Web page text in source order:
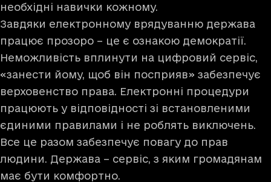
необхідні навички кожному.
Завдяки електронному врядуванню держава
працює прозоро – це є ознакою демократії.
Неможливість вплинути на цифровий сервіс,
«занести йому, щоб він посприяв» забезпечує
верховенство права. Електронні процедури
працюють у відповідності зі встановленими
єдиними правилами і не роблять виключень.
Все це разом забезпечує повагу до прав
людини. Держава – сервіс, з яким громадянам
має бути комфортно.